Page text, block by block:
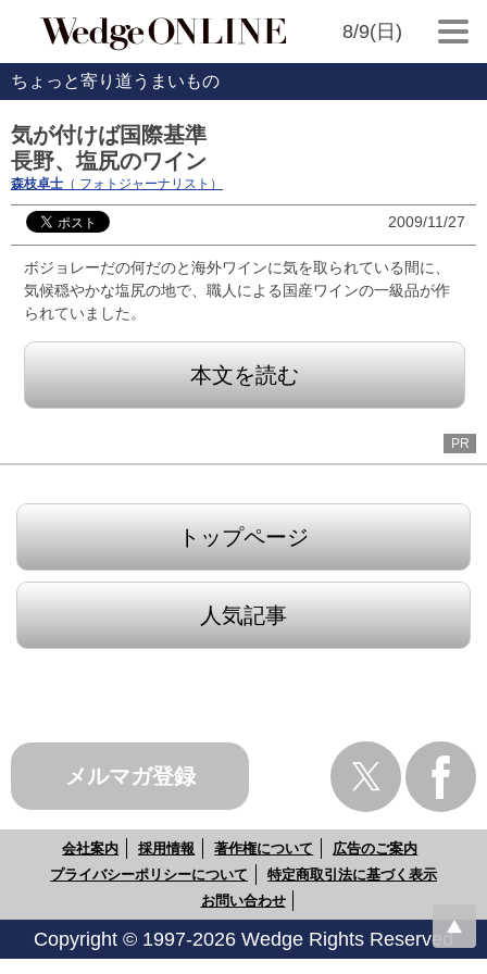
8/9(日)
ちょっと寄り道うまいもの
気が付けば国際基準
長野、塩尻のワイン
森枝卓士 （ フォトジャーナリスト）
2009/11/27
ボジョレーだの何だのと海外ワインに気を取られている間に、
気候穏やかな塩尻の地で、職人による国産ワインの一級品が作
られていました。
本文を読む
PR
トップページ
人気記事
メルマガ登録
会社案内 採用情報 著作権について
広告のご案内
プライバシーポリシーについて
特定商取引法に基づく表示
お問い合わせ
Copyright © 1997-2026 Wedge Rights Reserved